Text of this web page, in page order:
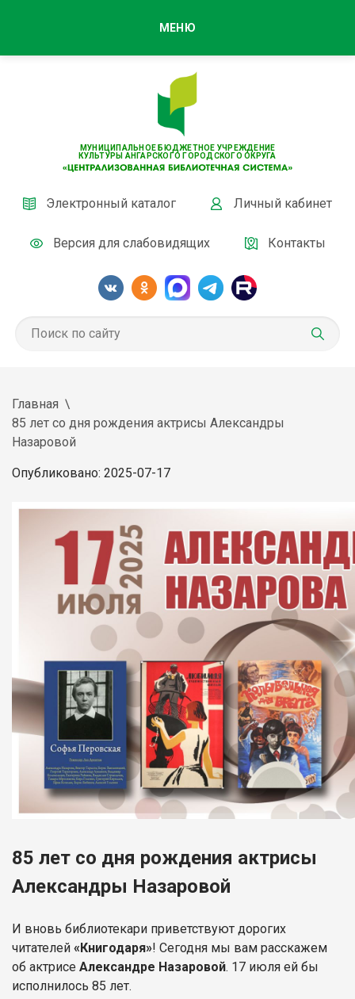
МУНИЦИПАЛЬНОЕ БЮДЖЕТНОЕ УЧРЕЖДЕНИЕ
КУЛЬТУРЫ АНГАРСКОГО ГОРОДСКОГО ОКРУГА
Электронный каталог Личный кабинет
Версия для слабовидящих Контакты
МЕНЮ
Главная
85 лет со дня рождения актрисы Александры
Назаровой
Опубликовано: 2025-07-17
85 лет со дня рождения актрисы
Александры Назаровой
И вновь библиотекари приветствуют дорогих
читателей «Книгодаря»! Сегодня мы вам расскажем
об актрисе Александре Назаровой. 17 июля ей бы
исполнилось 85 лет.